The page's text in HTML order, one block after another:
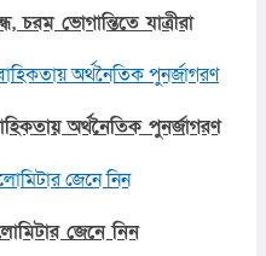
ভোগান্তিতে যাত্রীরা
অর্থনৈতিক পুনর্জাগরণ
জেনে নিন